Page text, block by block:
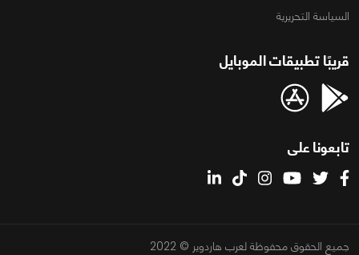
السياسة التحريرية
قريبًا تطبيقات الموبايل
تابعونا على
جميع الحقوق محفوظة لعرب هاردوير © 2022